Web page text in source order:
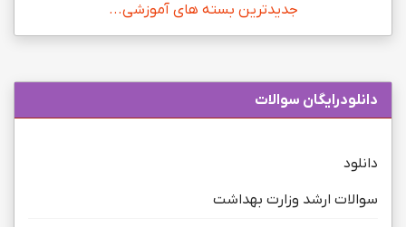
جدیدترین بسته های آموزشی...
دانلودرایگان سوالات
دانلود
سوالات ارشد وزارت بهداشت